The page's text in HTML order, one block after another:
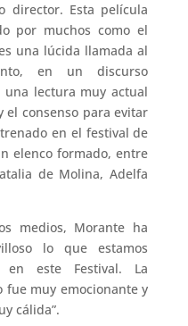
director. Esta película
por muchos como el
una lúcida llamada al
en un discurso
lectura muy actual
el consenso para evitar
en el festival de
elenco formado, entre
de Molina, Adelfa
medios, Morante ha
lo que estamos
este Festival. La
fue muy emocionante y
cálida”.